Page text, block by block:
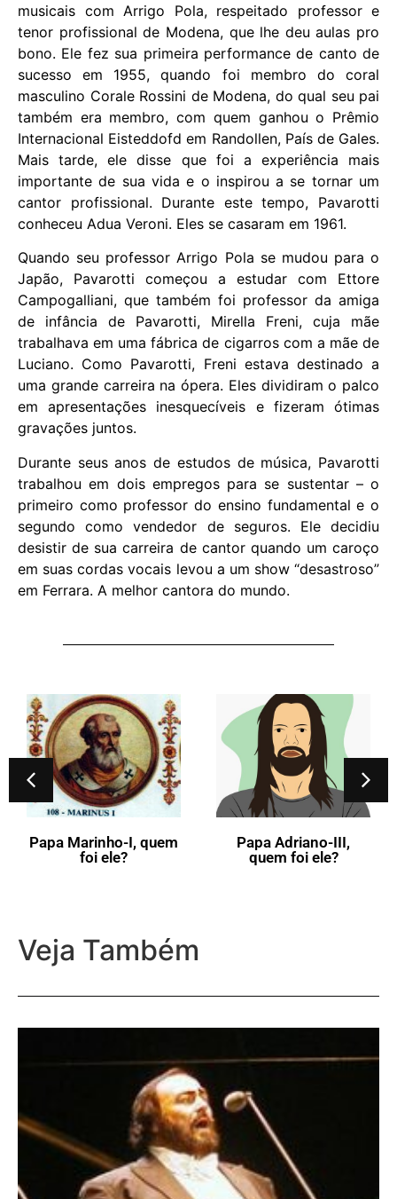
musicais com Arrigo Pola, respeitado professor e
tenor profissional de Modena, que lhe deu aulas pro
bono. Ele fez sua primeira performance de canto de
sucesso em 1955, quando foi membro do coral
masculino Corale Rossini de Modena, do qual seu pai
também era membro, com quem ganhou o Prêmio
Internacional Eisteddofd em Randollen, País de Gales.
Mais tarde, ele disse que foi a experiência mais
importante de sua vida e o inspirou a se tornar um
cantor profissional. Durante este tempo, Pavarotti
conheceu Adua Veroni. Eles se casaram em 1961.
Quando seu professor Arrigo Pola se mudou para o
Japão, Pavarotti começou a estudar com Ettore
Campogalliani, que também foi professor da amiga
de infância de Pavarotti, Mirella Freni, cuja mãe
trabalhava em uma fábrica de cigarros com a mãe de
Luciano. Como Pavarotti, Freni estava destinado a
uma grande carreira na ópera. Eles dividiram o palco
em apresentações inesquecíveis e fizeram ótimas
gravações juntos.
Durante seus anos de estudos de música, Pavarotti
trabalhou em dois empregos para se sustentar – o
primeiro como professor do ensino fundamental e o
segundo como vendedor de seguros. Ele decidiu
desistir de sua carreira de cantor quando um caroço
em suas cordas vocais levou a um show “desastroso”
em Ferrara. A melhor cantora do mundo.
Papa Marinho-I, quem
foi ele?
Papa Adriano-III,
quem foi ele?
Veja Também